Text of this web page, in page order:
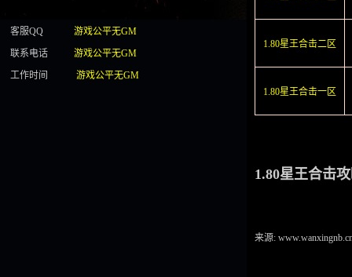
客服QQ
游戏公平无GM
联系电话
游戏公平无GM
工作时间
游戏公平无GM
1.80星王合击二区
1.80星王合击一区
1.80星王合击
来源: